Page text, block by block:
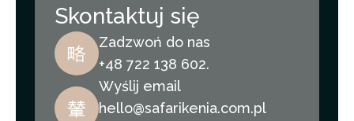
Skontaktuj się
Zadzwoń do nas
+48 722 138 602.
Wyślij email
hello@safarikenia.com.pl